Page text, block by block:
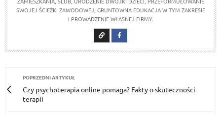
SWOJEJ ŚCIEŻKI ZAWODOWEJ, GRUNTOWNA EDUKACJA W TYM ZAKRESIE
I PROWADZENIE WŁASNEJ FIRMY.
POPRZEDNI ARTYKUŁ
Czy psychoterapia online pomaga? Fakty o skuteczności
terapii